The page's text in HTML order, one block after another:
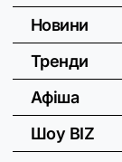
Новини
Тренди
Афіша
Шоу BIZ